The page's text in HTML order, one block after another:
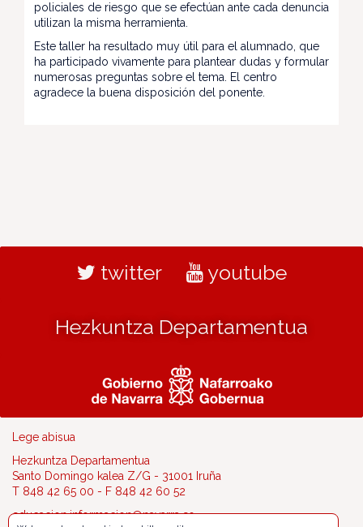
policiales de riesgo que se efectúan ante cada denuncia
utilizan la misma herramienta.
Este taller ha resultado muy útil para el alumnado, que
ha participado vivamente para plantear dudas y formular
numerosas preguntas sobre el tema. El centro
agradece la buena disposición del ponente.
twitter youtube
Hezkuntza Departamentua
Lege abisua
Hezkuntza Departamentua
Santo Domingo kalea Z/G - 31001 Iruña
T 848 42 65 00 - F 848 42 60 52
educacion.informacion@navarra.es